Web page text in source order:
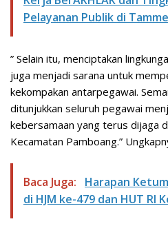
Pelayanan Publik di
” Selain itu, menciptakan
juga menjadi sarana untuk
kekompakan antarpegawai.
ditunjukkan seluruh pegawai
kebersamaan yang terus dijaga
Kecamatan Pamboang.”
Baca Juga:
Harapan
di HJM ke-479 dan HUT RI